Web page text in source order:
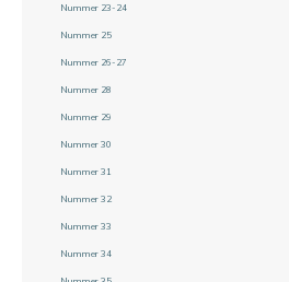
Nummer 23-24
Nummer 25
Nummer 26-27
Nummer 28
Nummer 29
Nummer 30
Nummer 31
Nummer 32
Nummer 33
Nummer 34